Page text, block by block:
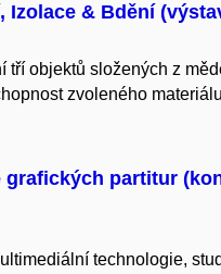
Izolace & Bdění
tří objektů složených z
zvoleného
partitur
technologie,